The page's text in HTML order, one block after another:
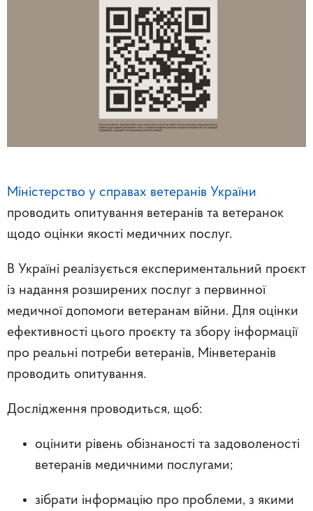
Міністерство у справах ветеранів України
проводить опитування ветеранів та ветеранок
щодо оцінки якості медичних послуг.
В Україні реалізується експериментальний проєкт
із надання розширених послуг з первинної
медичної допомоги ветеранам війни. Для оцінки
ефективності цього проєкту та збору інформації
про реальні потреби ветеранів, Мінветеранів
проводить опитування.
Дослідження проводиться, щоб:
оцінити рівень обізнаності та задоволеності
ветеранів медичними послугами;
зібрати інформацію про проблеми, з якими